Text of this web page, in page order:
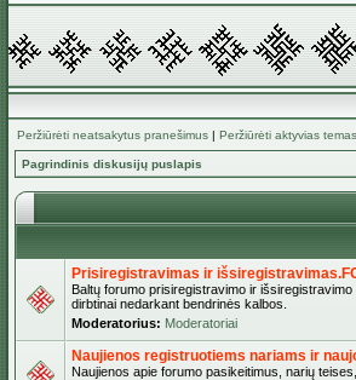
Peržiūrėti neatsakytus pranešimus | Peržiūrėti aktyvias temas
Pagrindinis diskusijų puslapis
Prisiregistravimas ir
Baltų forumo prisiregistravimo ir
dirbtinai nedarkant bendrinės kalbos.
Moderatorius: Moderatoriai
Naujienos registruotiems nariams ir
Naujienos apie forumo pasikeitimus, narių